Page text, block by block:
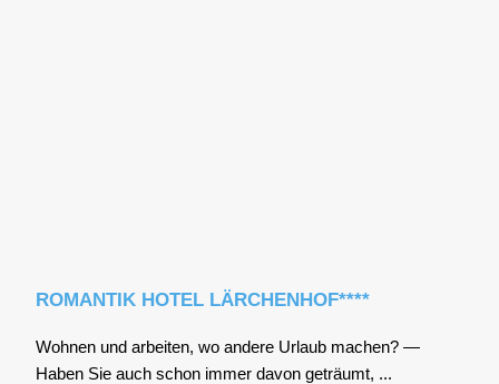
ROMANTIK HOTEL LÄRCHENHOF****
Woh­nen und arbei­ten, wo ande­re Urlaub machen? —
Haben Sie auch schon immer davon geträumt, ...